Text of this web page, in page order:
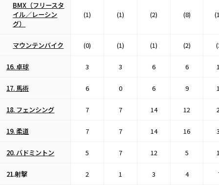
BMX（フリースタ
イル／レーシン
グ）
(1) (1) (2) (8)
マウンテンバイク (0) (1) (1) (2)
16. 卓球 3 3 6 6
17. 馬術 6 0 6 9
18. フェンシング 7 7 14 12
19. 柔道 7 7 14 16
20. バドミントン 5 7 12 5
21.射撃 2 1 3 4